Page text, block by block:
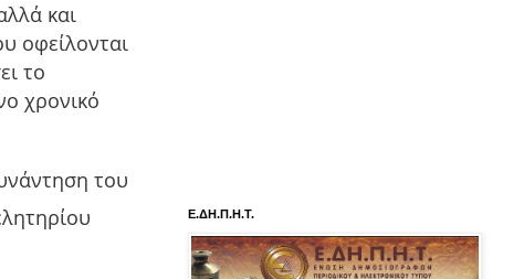
και
οφείλονται
το
χρονικό
του
Ε.ΔΗ.Π.Η.Τ.